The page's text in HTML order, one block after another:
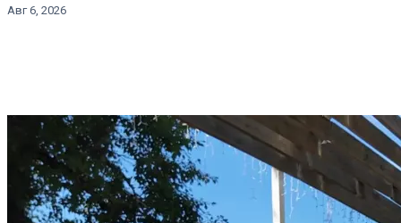
Авг 6, 2026